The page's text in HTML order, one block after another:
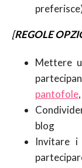
[REGOLE
Mettere
pantofole,
blog
Invitare